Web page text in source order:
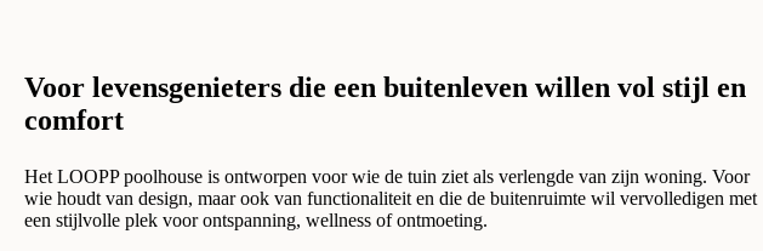
Voor levensgenieters die een buitenleven willen vol stijl en
comfort
Het LOOPP poolhouse is ontworpen voor wie de tuin ziet als verlengde van zijn woning. Voor
wie houdt van design, maar ook van functionaliteit en die de buitenruimte wil vervolledigen met
een stijlvolle plek voor ontspanning, wellness of ontmoeting.